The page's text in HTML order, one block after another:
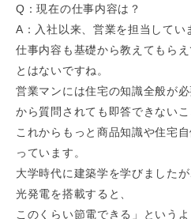
Q：現在の仕事内容は？
A：入社以来、営業を担当してい
仕事内容も基礎から教えてもら
とはないですね。
営業マンには住宅の知識全般が
から質問されても即答できないこ
これからもっと商品知識や住宅
っています。
大学時代に建築学を学びました
光発電を搭載すると、
このくらい節電できる」という